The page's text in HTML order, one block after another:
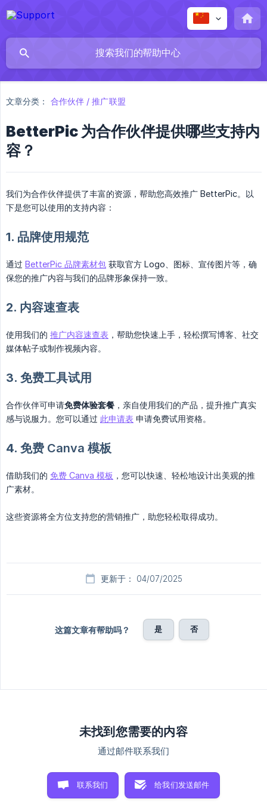
文章分类： 合作伙伴 / 推广联盟
BetterPic 为合作伙伴提供哪些支持内
容？
我们为合作伙伴提供了丰富的资源，帮助您高效推广 BetterPic。以
下是您可以使用的支持内容：
1. 品牌使用规范
通过 BetterPic 品牌素材包 获取官方 Logo、图标、宣传图片等，确
保您的推广内容与我们的品牌形象保持一致。
2. 内容速查表
使用我们的 推广内容速查表 ，帮助您快速上手，轻松撰写博客、社交
媒体帖子或制作视频内容。
3. 免费工具试用
合作伙伴可申请免费体验套餐 ，亲自使用我们的产品，提升推广真实
感与说服力。您可以通过 此申请表 申请免费试用资格。
4. 免费 Canva 模板
借助我们的 免费 Canva 模板 ，您可以快速、轻松地设计出美观的推
广素材。
这些资源将全方位支持您的营销推广，助您轻松取得成功。
更新于： 04/07/2025
这篇文章有帮助吗？ 是 否
未找到您需要的内容
通过邮件联系我们
联系我们 给我们发送邮件